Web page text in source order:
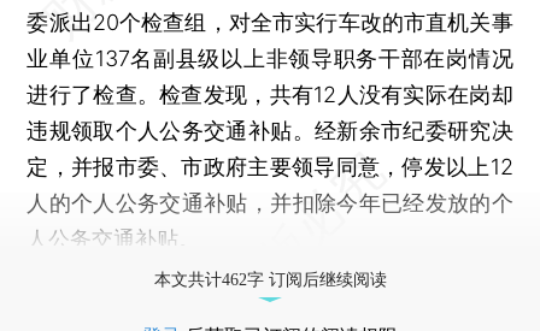
委派出20个检查组，对全市实行车改的市直机关事
业单位137名副县级以上非领导职务干部在岗情况
进行了检查。检查发现，共有12人没有实际在岗却
违规领取个人公务交通补贴。经新余市纪委研究决
定，并报市委、市政府主要领导同意，停发以上12
人的个人公务交通补贴，并扣除今年已经发放的个
人公务交通补贴。
本文共计462字 订阅后继续阅读